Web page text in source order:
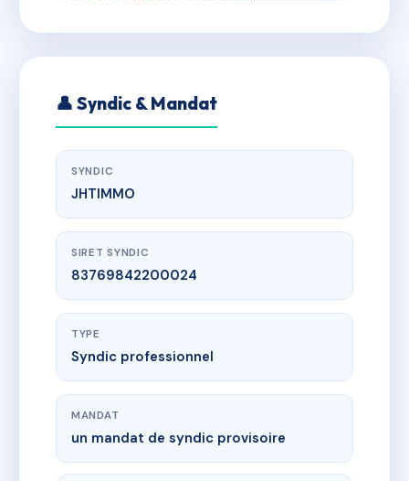
👤 Syndic & Mandat
SYNDIC
JHTIMMO
SIRET SYNDIC
83769842200024
TYPE
Syndic professionnel
MANDAT
un mandat de syndic provisoire